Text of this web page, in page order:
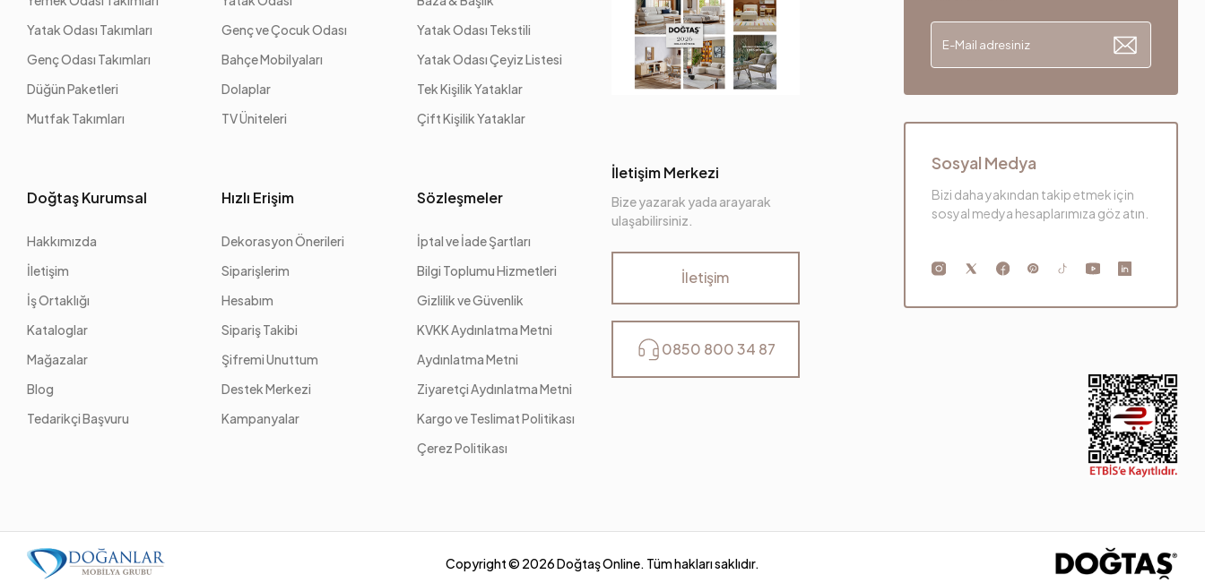
Yatak Odası Takımları
Genç Odası Takımları
Düğün Paketleri
Mutfak Takımları
Genç ve Çocuk Odası
Bahçe Mobilyaları
Dolaplar
TV Üniteleri
Yatak Odası Tekstili
Yatak Odası Çeyiz Listesi
Tek Kişilik Yataklar
Çift Kişilik Yataklar
Doğtaş Kurumsal
Hakkımızda
İletişim
İş Ortaklığı
Kataloglar
Mağazalar
Blog
Tedarikçi Başvuru
Hızlı Erişim
Dekorasyon Önerileri
Siparişlerim
Hesabım
Sipariş Takibi
Şifremi Unuttum
Destek Merkezi
Kampanyalar
Sözleşmeler
İptal ve İade Şartları
Bilgi Toplumu Hizmetleri
Gizlilik ve Güvenlik
KVKK Aydınlatma Metni
Aydınlatma Metni
Ziyaretçi Aydınlatma Metni
Kargo ve Teslimat Politikası
Çerez Politikası
İletişim Merkezi
Bize yazarak yada arayarak
ulaşabilirsiniz.
İletişim
0850 800 34 87
Sosyal Medya
Bizi daha yakından takip etmek için
sosyal medya hesaplarımıza göz atın.
Copyright © 2026Doğtaş Online. Tüm hakları saklıdır.